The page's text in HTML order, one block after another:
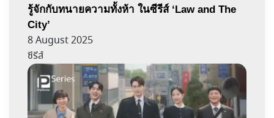
รู้จักกับทนายความทั้งห้า ในซีรีส์ ‘Law and The
City’
8 August 2025
ซีรีส์